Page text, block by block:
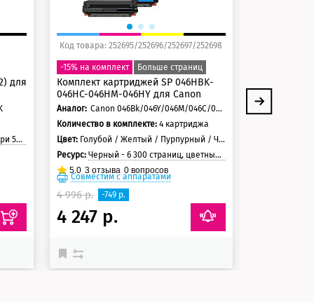
для
Код товара: 252695/252696/252697/252698
-15% на комплект Больше страниц
Комплект картриджей SP 046HBK-
046HC-046HM-046HY для Canon
Аналог:
Canon 046Bk/046Y/046M/046C/046HBk/046HY/046HC/ 046HM
Количество в комплекте: 4 картриджа
Цвет: Голубой / Желтый / Пурпурный / Черный
Ресурс: Черный - 6 300 страниц, цветные - 5 000 страниц
5.0 3отзыва 0вопросов
Совместим с аппаратами
4 996 р. -749 р.
4 247 р.
Ресурс: